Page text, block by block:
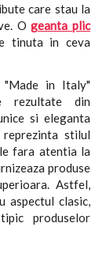
care stau la
Ogeanta plic
tinuta in ceva
"Made in Italy"
rezultate din
si eleganta
reprezinta stilul
fara atentia la
produse
Astfel,
aspectul clasic,
produselor